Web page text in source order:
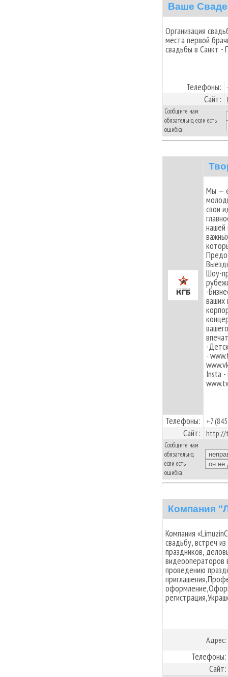
Ваше
Организация
места первой
свадьбы в Санкт -
Телефоны:
Сайт:
Сообщите нам
обязательно, если есть
ошибка:
Мы —
свои
нашей
Шоу-
-
ваших
-
-
Insta
Телефоны: +7
Сайт: http://
Сообщите нам
обязательно,
если есть
ошибка:
Компания
Компания
свадьбу, встреч
праздников,
видеооператоров
проведению
Адрес:
Телефоны:
Сайт: